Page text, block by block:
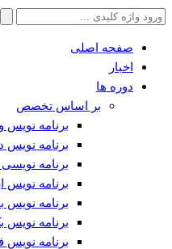
جستجو
صفحه اصلی
اخبار
دوره ها
بر اساس تخصص
برنامه
برنامه نویس
برنامه نویسی
برنامه نویس
برنامه نویس
برنامه نویس
برنامه نویس